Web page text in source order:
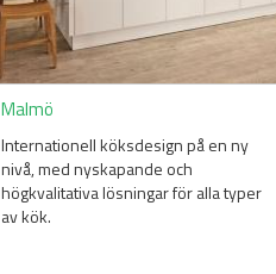
Malmö
Internationell köksdesign på en ny
nivå, med nyskapande och
högkvalitativa lösningar för alla typer
av kök.